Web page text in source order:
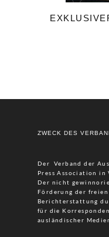
ZWECK DES
Der Verband der
Press Association
Der nicht
Förderung der
Berichterstattung
für die
ausländischer